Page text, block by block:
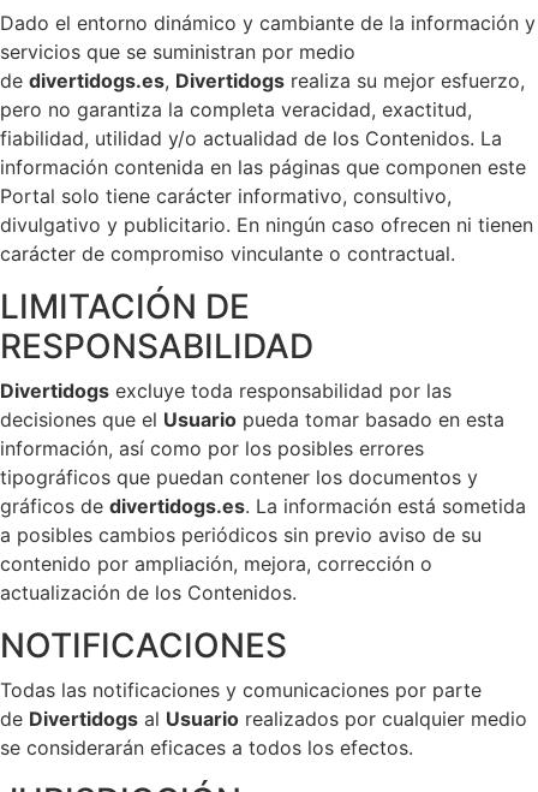
Dado el entorno dinámico y cambiante de la información y
servicios que se suministran por medio
de divertidogs.es, Divertidogs realiza su mejor esfuerzo,
pero no garantiza la completa veracidad, exactitud,
fiabilidad, utilidad y/o actualidad de los Contenidos. La
información contenida en las páginas que componen este
Portal solo tiene carácter informativo, consultivo,
divulgativo y publicitario. En ningún caso ofrecen ni tienen
carácter de compromiso vinculante o contractual.
LIMITACIÓN DE
RESPONSABILIDAD
Divertidogs excluye toda responsabilidad por las
decisiones que el Usuario pueda tomar basado en esta
información, así como por los posibles errores
tipográficos que puedan contener los documentos y
gráficos de divertidogs.es. La información está sometida
a posibles cambios periódicos sin previo aviso de su
contenido por ampliación, mejora, corrección o
actualización de los Contenidos.
NOTIFICACIONES
Todas las notificaciones y comunicaciones por parte
de Divertidogs al Usuario realizados por cualquier medio
se considerarán eficaces a todos los efectos.